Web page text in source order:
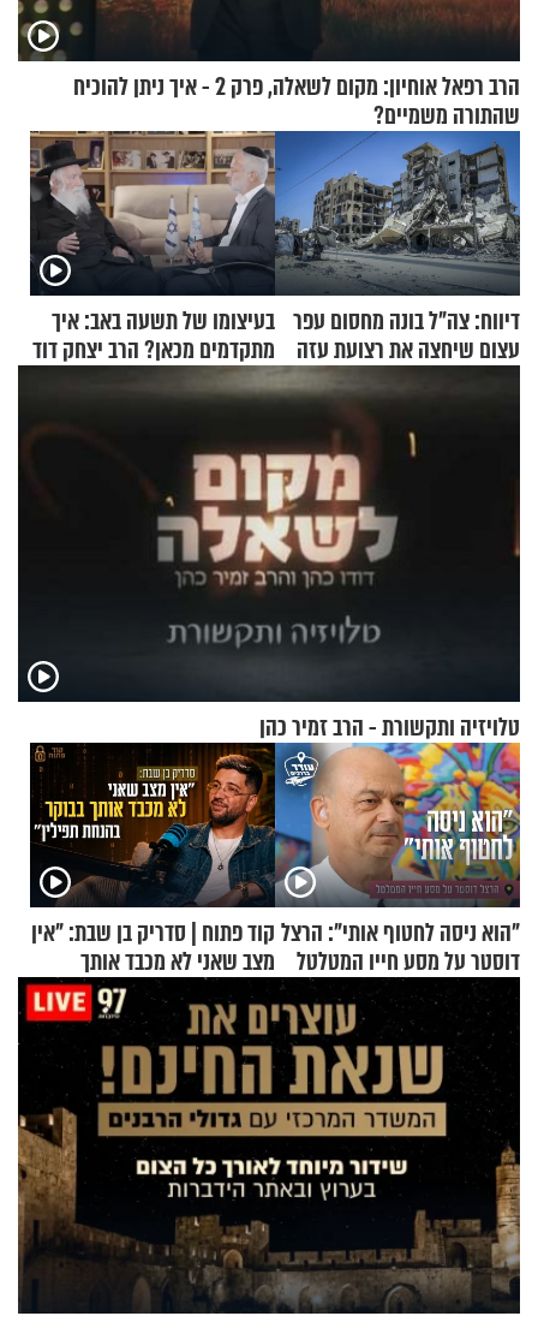
הרב רפאל אוחיון: מקום לשאלה, פרק 2 - איך ניתן להוכיח
שהתורה משמיים?
דיווח: צה"ל בונה מחסום עפר
עצום שיחצה את רצועת עזה
בעיצומו של תשעה באב: איך
מתקדמים מכאן? הרב יצחק דוד
גרוסמן בשיחה מיוחדת
טלויזיה ותקשורת - הרב זמיר כהן
"הוא ניסה לחטוף אותי": הרצל
דוסטר על מסע חייו המטלטל
קוד פתוח | סדריק בן שבת: "אין
מצב שאני לא מכבד אותך
בבוקר בהנחת תפילין"